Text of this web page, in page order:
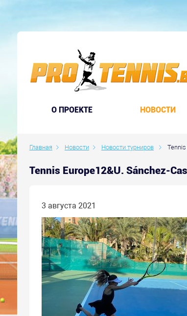
O ПРОЕКТЕ НОВОСТИ
Главная Новости Новости турниров Tennis
Tennis Europe12&U. Sánchez-
3 августа 2021